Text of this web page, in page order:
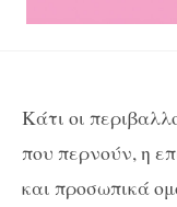
Κάτι οι
που περνούν, η
και προσωπικά